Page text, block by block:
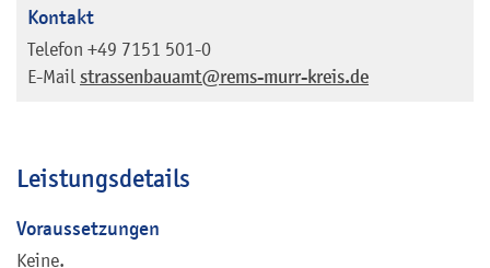
Kontakt
Telefon +49 7151 501-0
E-Mail strassenbauamt@rems-murr-kreis.de
Leistungsdetails
Voraussetzungen
Keine.